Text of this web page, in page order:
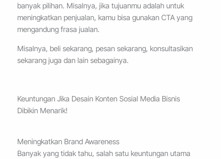
banyak pilihan. Misalnya, jika tujuanmu adalah untuk
meningkatkan penjualan, kamu bisa gunakan CTA yang
mengandung frasa jualan.
Misalnya, beli sekarang, pesan sekarang, konsultasikan
sekarang juga dan lain sebagainya.
Keuntungan Jika Desain Konten Sosial Media Bisnis
Dibikin Menarik!
Meningkatkan Brand Awareness
Banyak yang tidak tahu, salah satu keuntungan utama